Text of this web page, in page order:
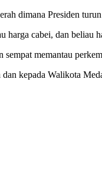
dimana Presiden
harga cabei, dan
memantau
kepada Walikota